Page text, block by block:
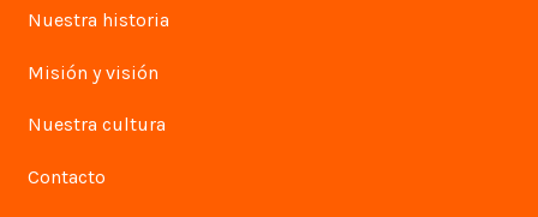
Nuestra historia
Misión y visión
Nuestra cultura
Contacto